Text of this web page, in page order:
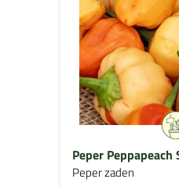
Peper Peppapeach
Peper zaden